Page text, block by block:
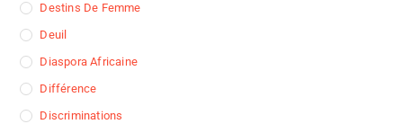
Destins De Femme
Deuil
Diaspora Africaine
Différence
Discriminations